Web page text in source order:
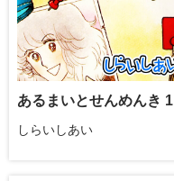
あるまいとせんめんき 1
しらいしあい